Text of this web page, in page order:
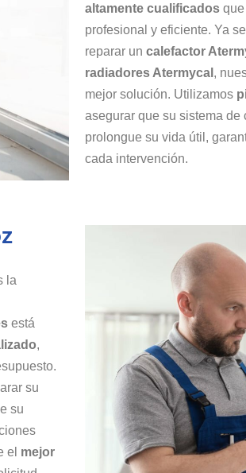
altamente cualificados
profesional y eficiente. Ya
reparar un calefactor
radiadores Atermycal ,
mejor solución. Utilizamos
asegurar que su sistema
prolongue su vida útil,
cada intervención.
la
está
,
su
su
el mejor